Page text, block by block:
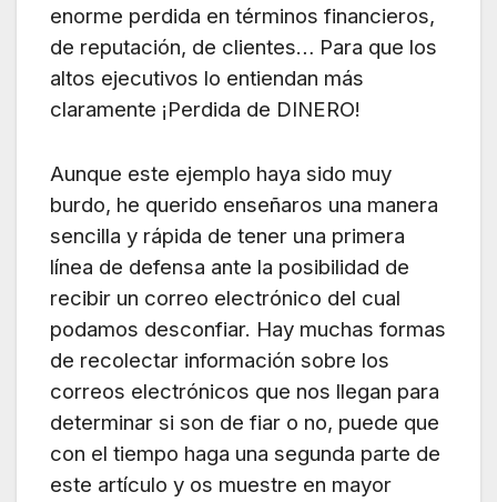
enorme perdida en términos financieros,
de reputación, de clientes… Para que los
altos ejecutivos lo entiendan más
claramente ¡Perdida de DINERO!
Aunque este ejemplo haya sido muy
burdo, he querido enseñaros una manera
sencilla y rápida de tener una primera
línea de defensa ante la posibilidad de
recibir un correo electrónico del cual
podamos desconfiar. Hay muchas formas
de recolectar información sobre los
correos electrónicos que nos llegan para
determinar si son de fiar o no, puede que
con el tiempo haga una segunda parte de
este artículo y os muestre en mayor